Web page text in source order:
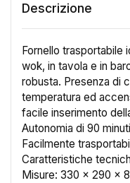
Descrizione
Fornello trasportabile
wok, in tavola e in
robusta. Presenza di
temperatura ed
facile inserimento
Autonomia di 90
Facilmente
Caratteristiche
Misure: 330 x 290 x